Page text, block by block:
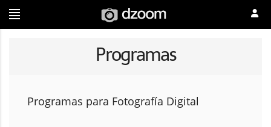
Programas
Programas para Fotografía Digital